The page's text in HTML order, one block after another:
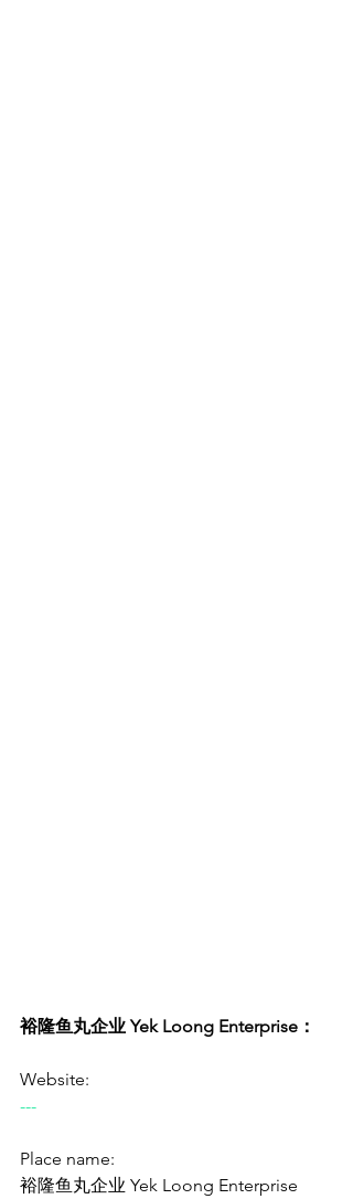
裕隆鱼丸企业 Yek Loong Enterprise：
Website:
---
Place name:
裕隆鱼丸企业 Yek Loong Enterprise